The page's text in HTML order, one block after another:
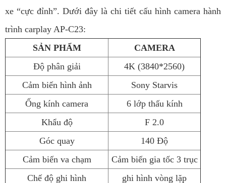
xe “cực đỉnh”. Dưới đây là chi tiết cấu hình camera hành
trình carplay AP-C23:
SẢN PHẨM
CAMERA
Độ phân giải
4K (3840*2560)
Cảm biến hình ảnh
Sony Starvis
Ống kính camera
6 lớp thấu kính
Khẩu độ
F 2.0
Góc quay
140 Độ
Cảm biến va chạm
Cảm biến gia tốc 3 trục
Chế độ ghi hình
ghi hình vòng lặp